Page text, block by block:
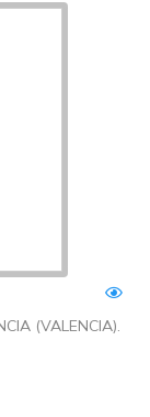
(VALENCIA).